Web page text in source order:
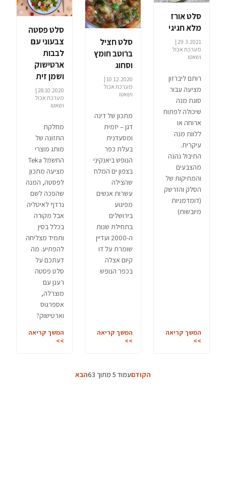
סלט אורז
מלא חגיגי
29.3.2021 |
מערכת אכול
ושאטו
רותם ליברזון
מציעה עבור
סוגת מנה
שיכולה לפתוח
ארוחה או
ללוות מנה
עיקרית.
התיבול נהנה
מהצבעים
והמתיקות של
הסלק והזרשק
(דומדמניות
מיובשות)
המשך קריאה
>>
סלט חציל
ברוטב חומץ
וסחוג
10.12.2020 |
מערכת אכול
ושאטו
מתכון של דינה
דגן – יזמית
ומסעדנית
בעלת כפר
הנופש ביאנקיני
בצפון ים המלח
שהצילה
עשרות אנשים
מפיגוע
בירושלים
בתחילת שנות
ה-2000 ועדיין
שומרת על דו
קיום אצלה
בכפר הנופש
המשך קריאה
>>
סלט פסטה
צבעוני עם
לבבות
ארטישוק
ושמן זית
28.10.2020 |
מערכת אכול
ושאטו
מחלקת
התזונה של
מותג מוצרי
החשמל Teka
מציעה מתכון
לפסטה, המנה
שהפכה לשם
נרדף לאיטליה
אבל מקורה
בכלל בסין
ותמיד מצליחה
להפתיע. מה
דעתכם על
סלט פסטה
רענן עם
מוצרלה,
אספרגוס
וארטישוק?
המשך קריאה
>>
הקודםעמוד 5 מתוך 63 הבא